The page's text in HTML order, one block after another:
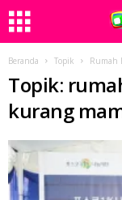
Beranda Topik Rumah
Topik:
kurang